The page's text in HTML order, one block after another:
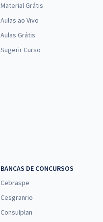
Material Grátis
Aulas ao Vivo
Aulas Grátis
Sugerir Curso
BANCAS DE CONCURSOS
Cebraspe
Cesgranrio
Consulplan